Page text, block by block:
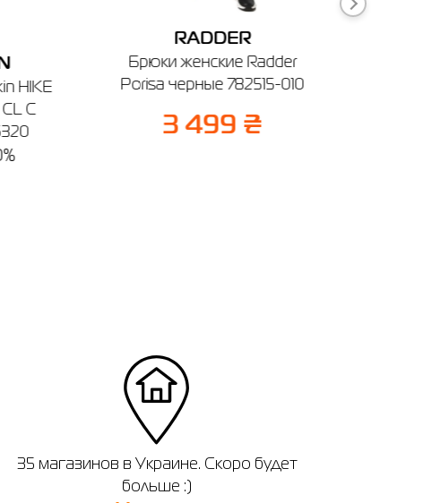
HIKE
C
RADDER
Брюки женские Radder
Porisa черные 782515-010
3 499 ₴
35 магазинов в Украине. Скоро будет
больше :)